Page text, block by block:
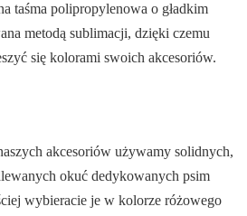
taśma polipropylenowa o gładkim
metodą sublimacji, dzięki czemu
się kolorami swoich akcesoriów.
akcesoriów używamy solidnych,
okuć dedykowanych psim
wybieracie je w kolorze różowego